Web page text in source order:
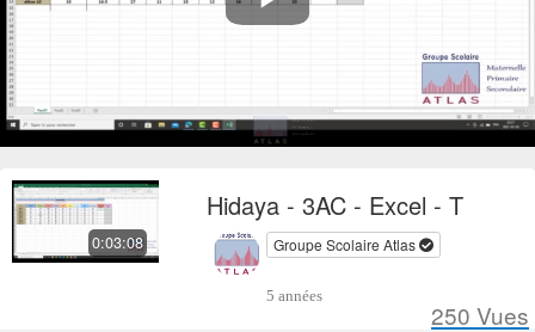
Play
0:03:08
Hidaya - 3AC - Excel - T
Groupe Scolaire Atlas
5 années
250 Vues